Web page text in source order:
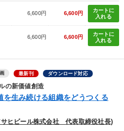
筋・人気〉音声＆動画20選
・古典に学ぶ実務講話
戦法と中小企業のDXと講話ご案内
6,600円 6,600円
カートに
入れる
6,600円 6,600円
カートに
入れる
最新刊 ダウンロード対応
の新価値創造
を生み続ける組織をどうつくる
サヒビール株式会社 代表取締役社長)